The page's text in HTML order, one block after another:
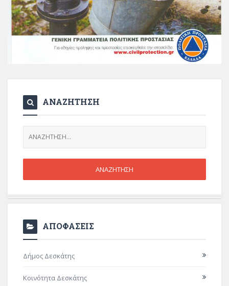
ΑΝΑΖΗΤΗΣΗ
ΑΠΟΦΑΣΕΙΣ
Δήμος Δεσκάτης
Κοινότητα Δεσκάτης